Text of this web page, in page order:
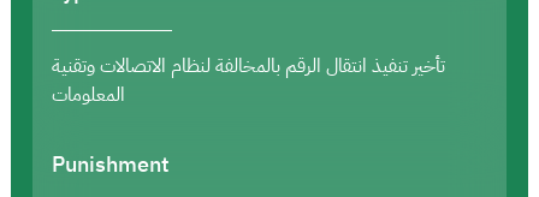
تأخير تنفيذ انتقال الرقم بالمخالفة لنظام الاتصالات وتقنية
المعلومات
Punishment